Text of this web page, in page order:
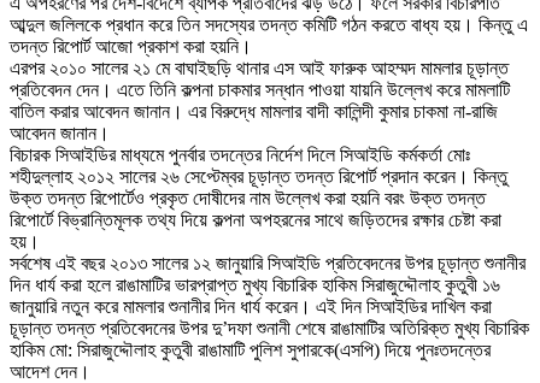
আব্দুল জলিলকে প্রধান করে তিন সদস্যের তদন্ত কমিটি গঠন করতে বাধ্য হয়। কিন্তু এ
তদন্ত রিপোর্ট আজো প্রকাশ করা হয়নি।
এরপর ২০১০ সালের ২১ মে বাঘাইছড়ি থানার এস আই ফারুক আহম্মদ মামলার চূড়ান্ত
প্রতিবেদন দেন। এতে তিনি কল্পনা চাকমার সন্ধান পাওয়া যায়নি উল্লেখ করে মামলাটি
বাতিল করার আবেদন জানান। এর বিরুদ্ধে মামলার বাদী কালিন্দী কুমার চাকমা না-রাজি
আবেদন জানান।
বিচারক সিআইডির মাধ্যমে পুনর্বার তদন্তের নির্দেশ দিলে সিআইডি কর্মকর্তা মোঃ
শহীদুল্লাহ ২০১২ সালের ২৬ সেপ্টেম্বর চূড়ান্ত তদন্ত রিপোর্ট প্রদান করেন। কিন্তু
উক্ত তদন্ত রিপোর্টেও প্রকৃত দোষীদের নাম উল্লেখ করা হয়নি বরং উক্ত তদন্ত
রিপোর্টে বিভ্রান্তিমূলক তথ্য দিয়ে কল্পনা অপহরনের সাথে জড়িতদের রক্ষার চেষ্টা করা
হয়।
সর্বশেষ এই বছর ২০১৩ সালের ১২ জানুয়ারি সিআইডি প্রতিবেদনের উপর চূড়ান্ত শুনানীর
দিন ধার্য করা হলে রাঙামাটির ভারপ্রাপ্ত মুখ্য বিচারিক হাকিম সিরাজুদ্দৌলাহ কুতুবী ১৬
জানুয়ারি নতুন করে মামলার শুনানীর দিন ধার্য করেন। এই দিন সিআইডির দাখিল করা
চূড়ান্ত তদন্ত প্রতিবেদনের উপর দু’দফা শুনানী শেষে রাঙামাটির অতিরিক্ত মুখ্য বিচারিক
হাকিম মো: সিরাজুদ্দৌলাহ কুতুবী রাঙামাটি পুলিশ সুপারকে(এসপি) দিয়ে পুনঃতদন্তের
আদেশ দেন।